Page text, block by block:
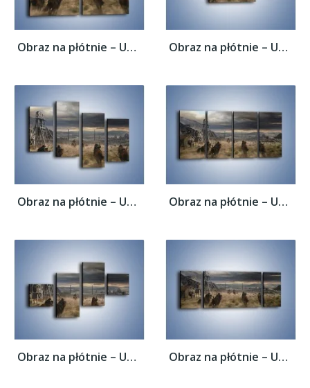
Obraz na płótnie – Uciec przed wrogiem –... Obraz na płótnie – Uciec przed wrogiem –...
Obraz na płótnie – Uciec przed wrogiem –... Obraz na płótnie – Uciec przed wrogiem –...
Obraz na płótnie – Uciec przed wrogiem –... Obraz na płótnie – Uciec przed wrogiem –...